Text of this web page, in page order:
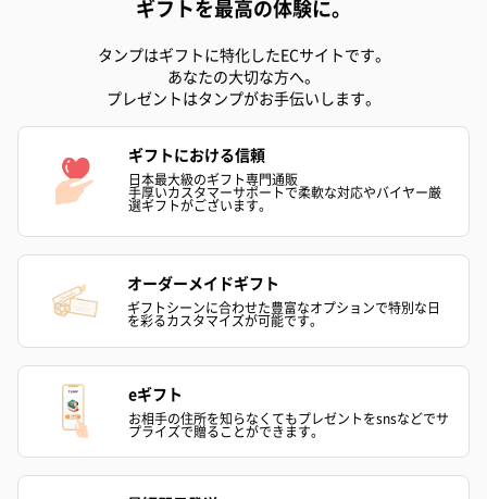
アールグレイ（HAPPY
BIRTHDAY TO YOU）
（660円）
アールグレイティー
（660円）
スイーツ
スイーツを同梱してお届けいたします。ギフトへの＋αにおすすめ
です。
ギフトを最高の体験に。
タンプはギフトに特化したECサイトです。
あなたの大切な方へ。
プレゼントはタンプがお手伝いします。
ギフトにおける信頼
日本最大級のギフト専門通販
手厚いカスタマーサポートで柔軟な対応やバイヤー厳
選ギフトがございます。
オーダーメイドギフト
ギフトシーンに合わせた豊富なオプションで特別な日
を彩るカスタマイズが可能です。
eギフト
お相手の住所を知らなくてもプレゼントをsnsなどでサ
プライズで贈ることができます。